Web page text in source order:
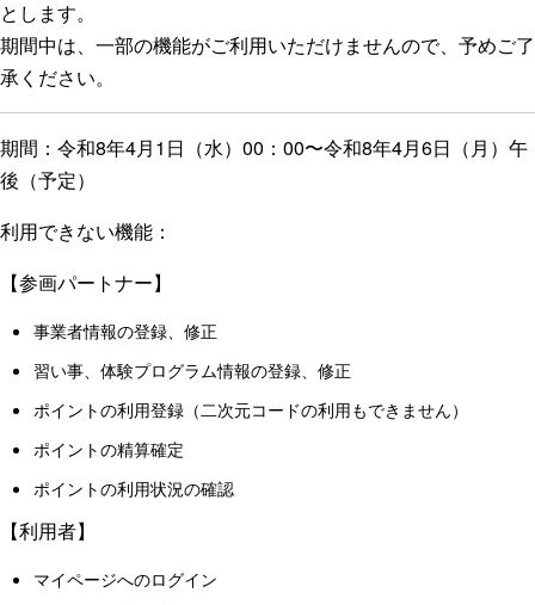
とします。
期間中は、一部の機能がご利用いただけませんので、予めご了
承ください。
期間：令和8年4月1日（水）00：00〜令和8年4月6日（月）午
後（予定）
利用できない機能：
【参画パートナー】
事業者情報の登録、修正
習い事、体験プログラム情報の登録、修正
ポイントの利用登録（二次元コードの利用もできません）
ポイントの精算確定
ポイントの利用状況の確認
【利用者】
マイページへのログイン